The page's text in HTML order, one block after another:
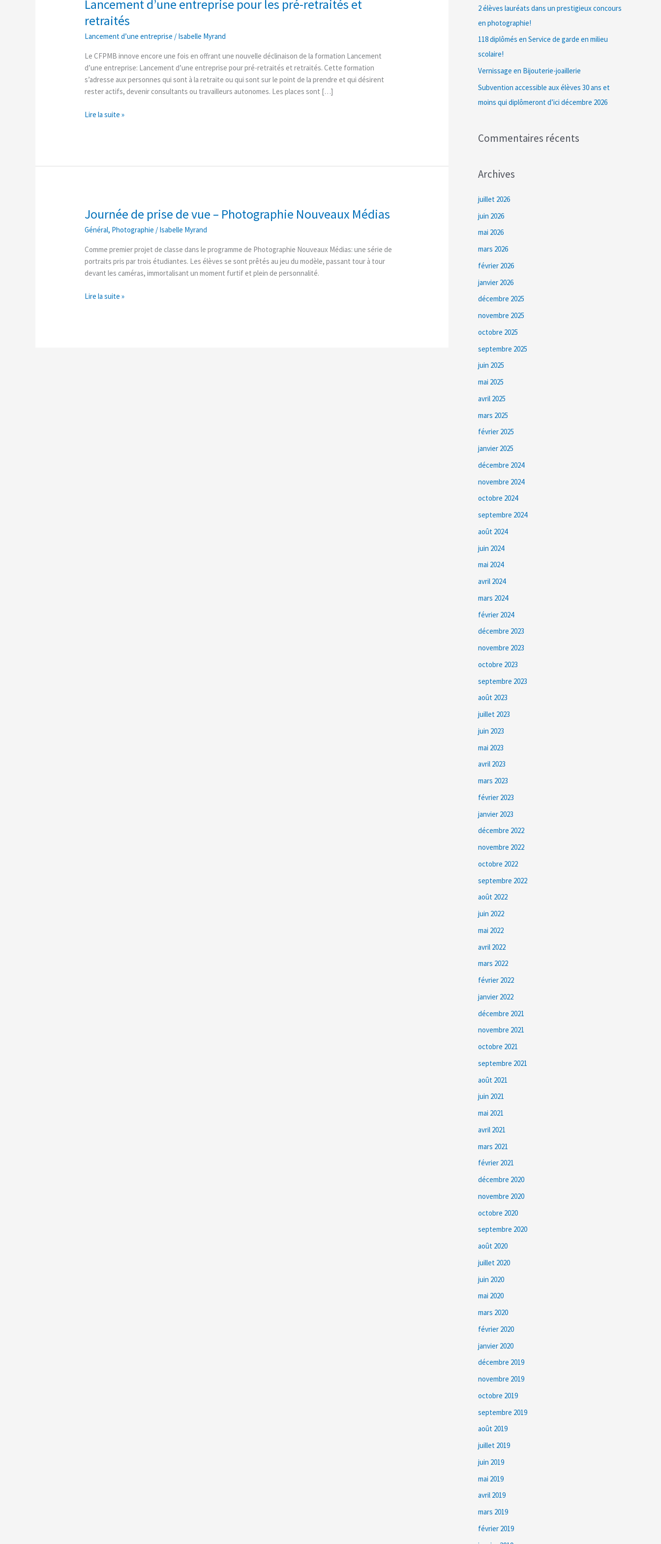
Lancement d’une entreprise pour les pré-retraités et
retraités
Lancement d’une entreprise / Isabelle Myrand
Le CFPMB innove encore une fois en offrant une nouvelle déclinaison de la formation Lancement
d’une entreprise: Lancement d’une entreprise pour pré-retraités et retraités. Cette formation
s’adresse aux personnes qui sont à la retraite ou qui sont sur le point de la prendre et qui désirent
rester actifs, devenir consultants ou travailleurs autonomes. Les places sont […]
entreprise
pour
pré-
retraités
et
retraités
Lire la suite »
Journée de prise de vue – Photographie Nouveaux Médias
Général, Photographie / Isabelle Myrand
Comme premier projet de classe dans le programme de Photographie Nouveaux Médias: une série de
portraits pris par trois étudiantes. Les élèves se sont prêtés au jeu du modèle, passant tour à tour
devant les caméras, immortalisant un moment furtif et plein de personnalité.
Journée
prise
de
vue
–
Nouveaux
Lire la suite »
2 élèves lauréats dans un prestigieux concours
en photographie!
118 diplômés en Service de garde en milieu
scolaire!
Vernissage en Bijouterie-joaillerie
Subvention accessible aux élèves 30 ans et
moins qui diplômeront d’ici décembre 2026
Commentaires récents
Archives
juillet 2026
juin 2026
mai 2026
mars 2026
février 2026
janvier 2026
décembre 2025
novembre 2025
octobre 2025
septembre 2025
juin 2025
mai 2025
avril 2025
mars 2025
février 2025
janvier 2025
décembre 2024
novembre 2024
octobre 2024
septembre 2024
août 2024
juin 2024
mai 2024
avril 2024
mars 2024
février 2024
décembre 2023
novembre 2023
octobre 2023
septembre 2023
août 2023
juillet 2023
juin 2023
mai 2023
avril 2023
mars 2023
février 2023
janvier 2023
décembre 2022
novembre 2022
octobre 2022
septembre 2022
août 2022
juin 2022
mai 2022
avril 2022
mars 2022
février 2022
janvier 2022
décembre 2021
novembre 2021
octobre 2021
septembre 2021
août 2021
juin 2021
mai 2021
avril 2021
mars 2021
février 2021
décembre 2020
novembre 2020
octobre 2020
septembre 2020
août 2020
juillet 2020
juin 2020
mai 2020
mars 2020
février 2020
janvier 2020
décembre 2019
novembre 2019
octobre 2019
septembre 2019
août 2019
juillet 2019
juin 2019
mai 2019
avril 2019
mars 2019
février 2019